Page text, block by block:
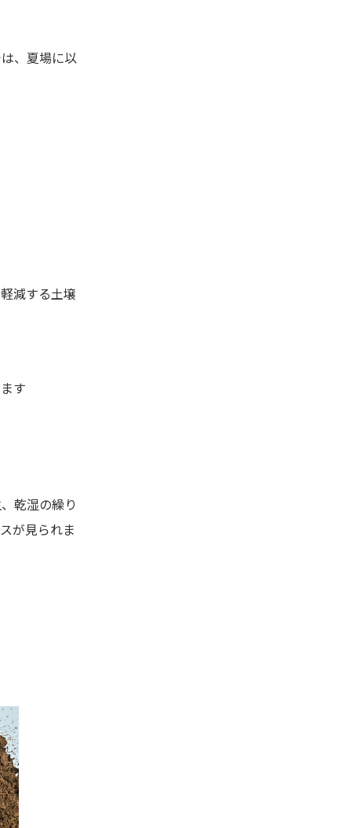
、夏場に以
減する土壌
す
乾湿の繰り
が見られま